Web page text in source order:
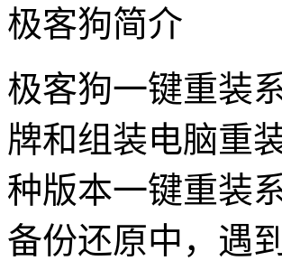
极客狗简介
极客狗一键重装
牌和组装电脑重
种版本一键重装
备份还原中，遇